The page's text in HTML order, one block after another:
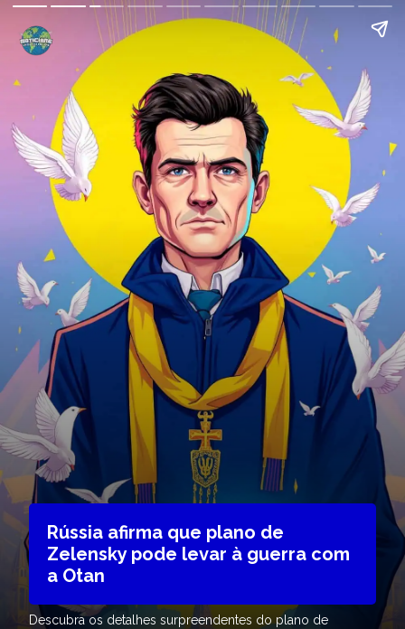
Rússia afirma que plano de
Zelensky pode levar à guerra com
a Otan
Descubra os detalhes surpreendentes do plano de